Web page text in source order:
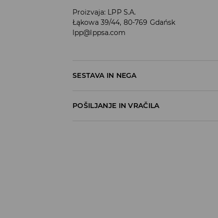
Proizvaja: LPP S.A.
Łąkowa 39/44, 80-769 Gdańsk
lpp@lppsa.com
SESTAVA IN NEGA
POŠILJANJE IN VRAČILA